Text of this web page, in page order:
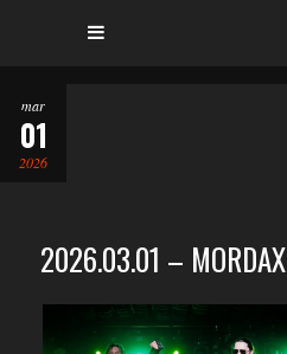
mar
01
2026
2026.03.01 – MORDAX